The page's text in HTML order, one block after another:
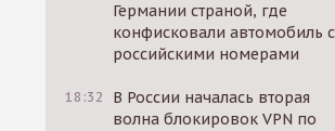
Германии страной, где
конфисковали автомобиль с
российскими номерами
18:32
В России началась вторая
волна блокировок VPN по